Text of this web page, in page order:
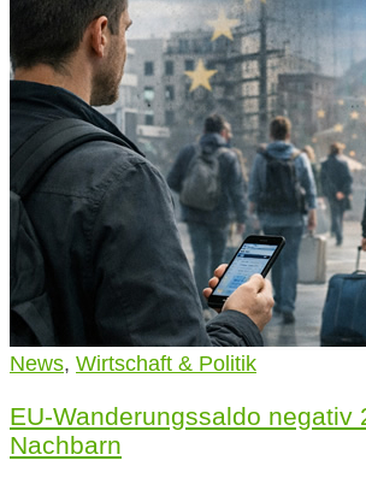
News, Wirtschaft & Politik
EU-Wanderungssaldo
Nachbarn